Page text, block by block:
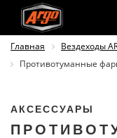
Главная Вездеходы
Противотуманные
АКСЕССУАРЫ